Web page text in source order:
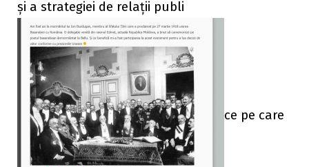
și a strategiei de relații publi
ce pe care